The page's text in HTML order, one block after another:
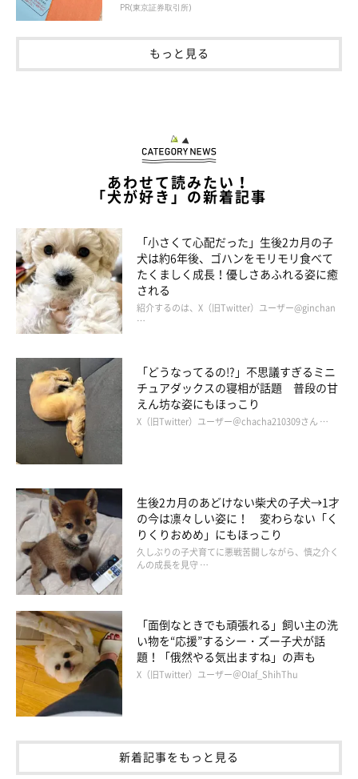
作者紹介：ここ柴
京都府在住。柴犬の魅力をイラストで表現してSNSで発信、共感
を呼び、「ここ柴部」のハッシュタグとともに話題に。そのイラ
ストは、ドラマ・映画「柴公園」のエンドロールにも登場。柴犬
出版。
ここ柴のインスタグラム
PR(東京証券取引所)
もっと見る
あわせて読みたい！
「犬が好き」の新着記事
「小さくて心配だった」生後2カ月の子
犬は約6年後、ゴハンをモリモリ食べて
たくましく成長！優しさあふれる姿に癒
される
紹介するのは、X（旧Twitter）ユーザー@ginchan
…
「どうなってるの!?」不思議すぎるミニ
チュアダックスの寝相が話題 普段の甘
えん坊な姿にもほっこり
X（旧Twitter）ユーザー＠chacha210309さん …
生後2カ月のあどけない柴犬の子犬→1才
の今は凛々しい姿に！ 変わらない「く
りくりおめめ」にもほっこり
久しぶりの子犬育てに悪戦苦闘しながら、慎之介く
んの成長を見守 …
「面倒なときでも頑張れる」飼い主の洗
い物を“応援”するシー・ズー子犬が話
題！「俄然やる気出ますね」の声も
X（旧Twitter）ユーザー＠Olaf_ShihThu
新着記事をもっと見る